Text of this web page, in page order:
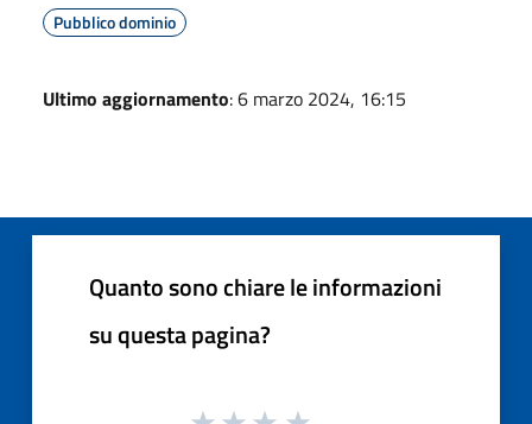
Pubblico dominio
Ultimo aggiornamento: 6 marzo 2024, 16:15
Quanto sono chiare le informazioni
su questa pagina?